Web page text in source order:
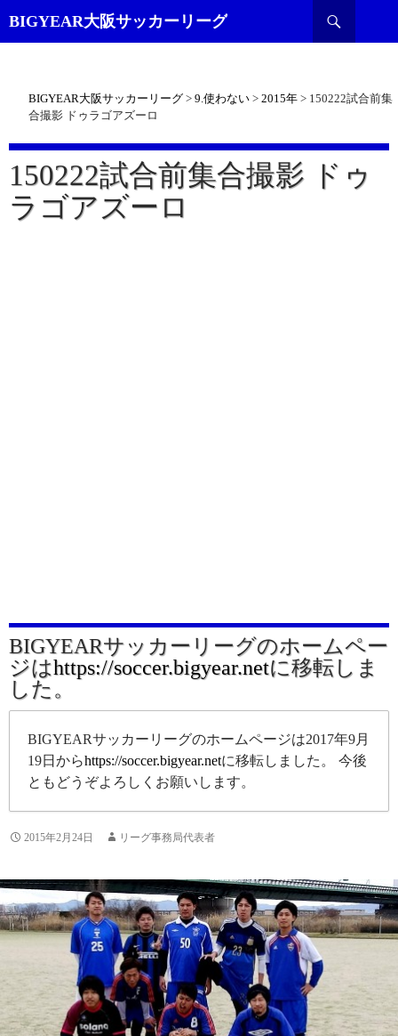
BIGYEAR大阪サッカーリーグ
索
BIGYEAR大阪サッカーリーグ > 9.使わない > 2015年 > 150222試合前集
合撮影 ドゥラゴアズーロ
150222試合前集合撮影 ドゥ
ラゴアズーロ
BIGYEARサッカーリーグのホームペー
ジはhttps://soccer.bigyear.netに移転しま
した。
BIGYEARサッカーリーグのホームページは2017年9月
19日からhttps://soccer.bigyear.netに移転しました。 今後
ともどうぞよろしくお願いします。
2015年2月24日 リーグ事務局代表者